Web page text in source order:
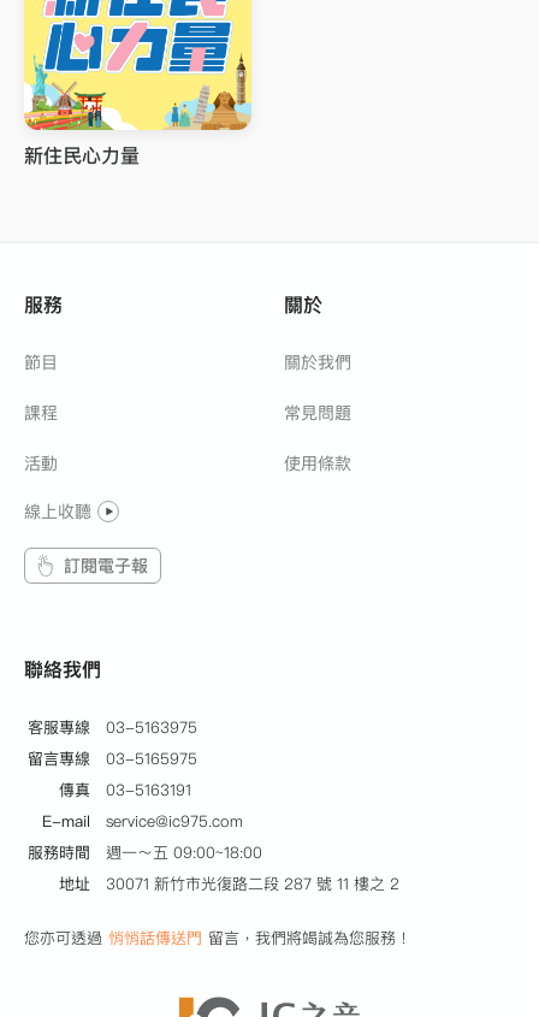
新住民心力量
服務
節目
課程
活動
線上收聽
訂閱電子報
關於
關於我們
常見問題
使用條款
聯絡我們
客服專線
03-5163975
留言專線
03-5165975
傳真
03-5163191
E-mail
service@ic975.com
服務時間
週一～五 09:00~18:00
地址
30071 新竹市光復路二段 287 號 11 樓之 2
您亦可透過 悄悄話傳送門 留言，我們將竭誠為您服務！